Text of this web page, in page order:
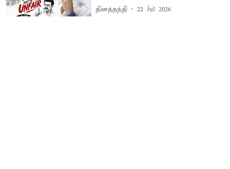
தினத்தந்தி 22 Jul 2026